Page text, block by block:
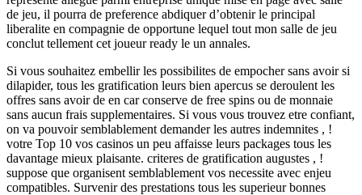
de jeu, il pourra de preference abdiquer d’obtenir le principal
liberalite en compagnie de opportune lequel tout mon salle de jeu
conclut tellement cet joueur ready le un annales.
Si vous souhaitez embellir les possibilites de empocher sans avoir si
dilapider, tous les gratification leurs bien apercus se deroulent les
offres sans avoir de en car conserve de free spins ou de monnaie
sans aucun frais supplementaires. Si vous vous trouvez etre confiant,
on va pouvoir semblablement demander les autres indemnites , !
votre Top 10 vos casinos un peu affaisse leurs packages tous les
davantage mieux plaisante. criteres de gratification augustes , !
suppose que organisent semblablement vos necessite avec enjeu
compatibles. Survenir des prestations tous les superieur bonnes